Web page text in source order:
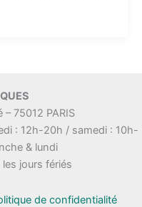
75012 PARIS
: 12h-20h / samedi : 10h-
& lundi
jours fériés
de confidentialité